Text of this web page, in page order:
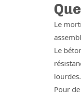
Le
Le
Pour